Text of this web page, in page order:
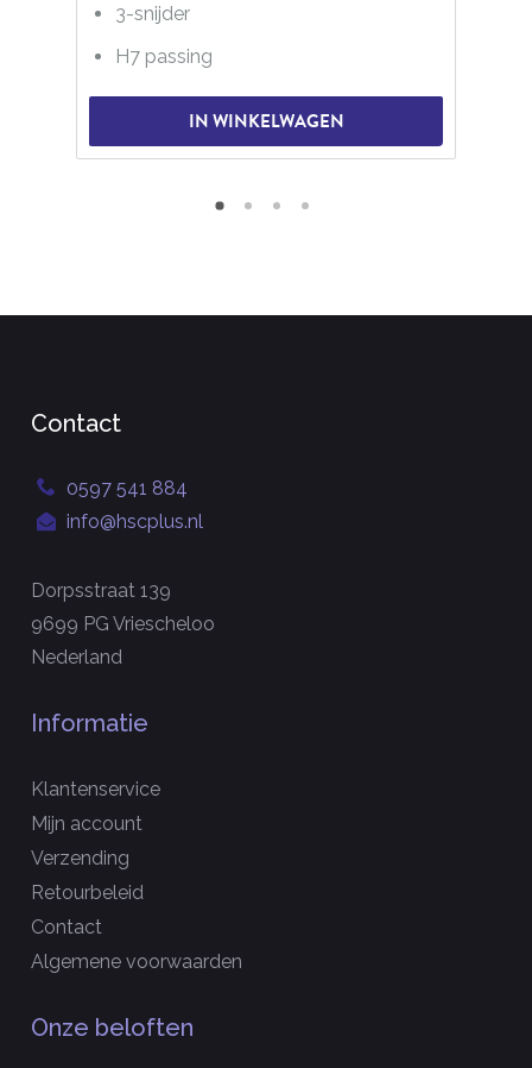
3-snijder
H7 passing
IN WINKELWAGEN
Contact
0597 541 884
info@hscplus.nl
Dorpsstraat 139
9699 PG Vriescheloo
Nederland
Informatie
Klantenservice
Mijn account
Verzending
Retourbeleid
Contact
Algemene voorwaarden
Onze beloften